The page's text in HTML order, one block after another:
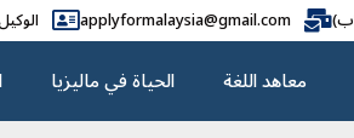
applyformalaysia@gmail.com
معاهد اللغة الحياة في ماليزيا